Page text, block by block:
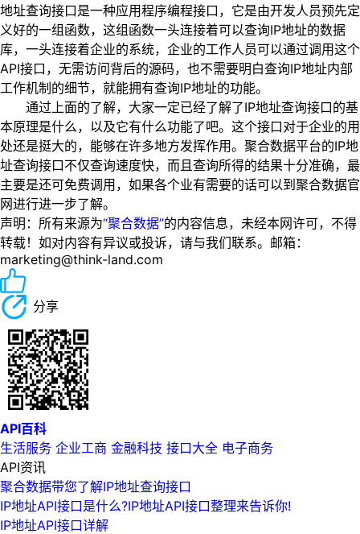
地址查询接口是一种应用程序编程接口，它是由开发人员预先定
义好的一组函数，这组函数一头连接着可以查询IP地址的数据
库，一头连接着企业的系统，企业的工作人员可以通过调用这个
API接口，无需访问背后的源码，也不需要明白查询IP地址内部
工作机制的细节，就能拥有查询IP地址的功能。
通过上面的了解，大家一定已经了解了IP地址查询接口的基
本原理是什么，以及它有什么功能了吧。这个接口对于企业的用
处还是挺大的，能够在许多地方发挥作用。聚合数据平台的IP地
址查询接口不仅查询速度快，而且查询所得的结果十分准确，最
主要是还可免费调用，如果各个业有需要的话可以到聚合数据官
网进行进一步了解。
声明：所有来源为“聚合数据”的内容信息，未经本网许可，不得
转载！如对内容有异议或投诉，请与我们联系。邮箱：
marketing@think-land.com
分享
API百科
生活服务 企业工商 金融科技 接口大全 电子商务
API资讯
聚合数据带您了解IP地址查询接口
IP地址API接口是什么?IP地址API接口整理来告诉你!
IP地址API接口详解